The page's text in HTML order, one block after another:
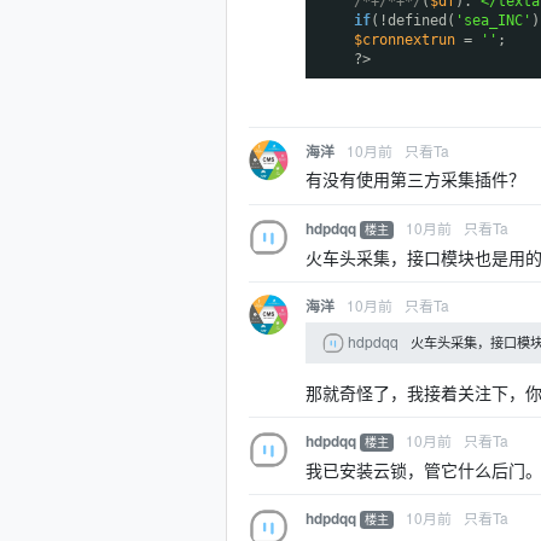
if(!defined( 'sea_INC'
$cronnextrun = '' ;
?>
海洋 10月前 只看Ta
有没有使用第三方采集插件？
hdpdqq 楼主 10月前 只看Ta
火车头采集，接口模块也是用
海洋 10月前
只看Ta
hdpdqq
火车头采集，接口模
那就奇怪了，我接着关注下，
hdpdqq 楼主 10月前 只看Ta
我已安装云锁，管它什么后门
hdpdqq 楼主 10月前 只看Ta